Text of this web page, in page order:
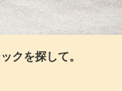
クを探して。